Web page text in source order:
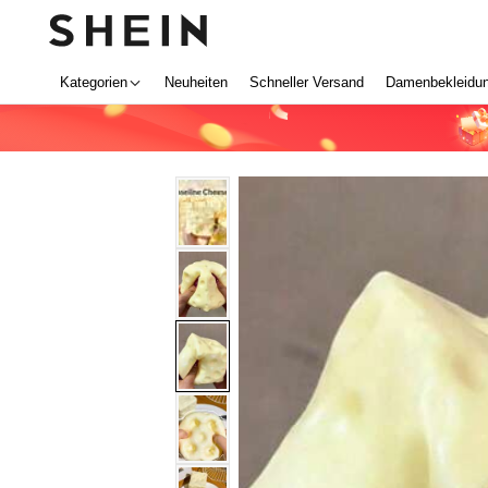
Kategorien Neuheiten Schneller Versand